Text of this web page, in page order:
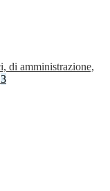
di amministrazione,
3